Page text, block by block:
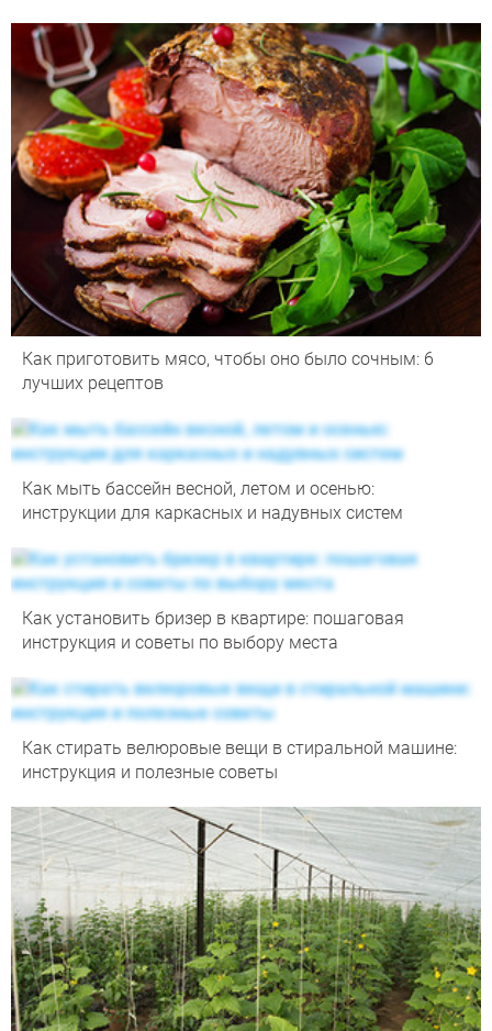
Как приготовить мясо, чтобы оно было сочным: 6
лучших рецептов
Как мыть бассейн весной, летом и осенью:
инструкции для каркасных и надувных систем
Как установить бризер в квартире: пошаговая
инструкция и советы по выбору места
Как стирать велюровые вещи в стиральной машине:
инструкция и полезные советы